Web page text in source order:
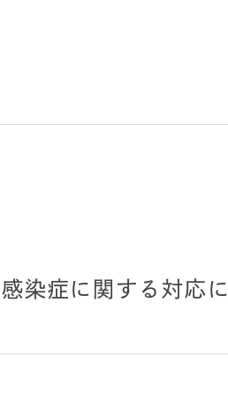
染症に関する対応に